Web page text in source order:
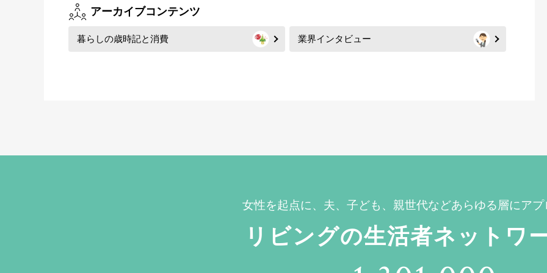
アーカイブコンテンツ
暮らしの歳時記と消費 業界インタビュー
女性を起点に、夫、子ども、親世代などあらゆる層にアプ
リビングの生活者ネットワ